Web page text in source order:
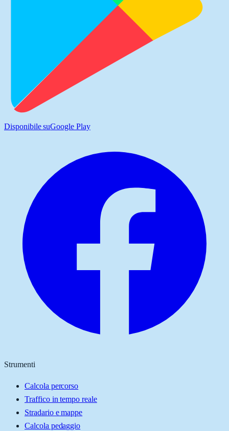
Disponibile suGoogle Play
Strumenti
Calcola percorso
Traffico in tempo reale
Stradario e mappe
Calcola pedaggio